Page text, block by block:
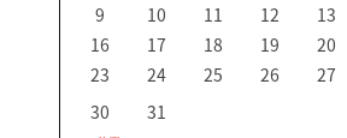
9
10 11 12 13
16
17 18 19 20
23
24 25 26 27
30
31